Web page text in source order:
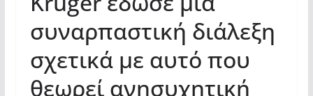
συναρπαστική διάλεξη
σχετικά με αυτό που
θεωρεί ανησυχητική